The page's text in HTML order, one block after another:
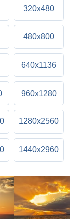
320x480
480x800
640x1136
960x1280
1280x2560
1440x2960